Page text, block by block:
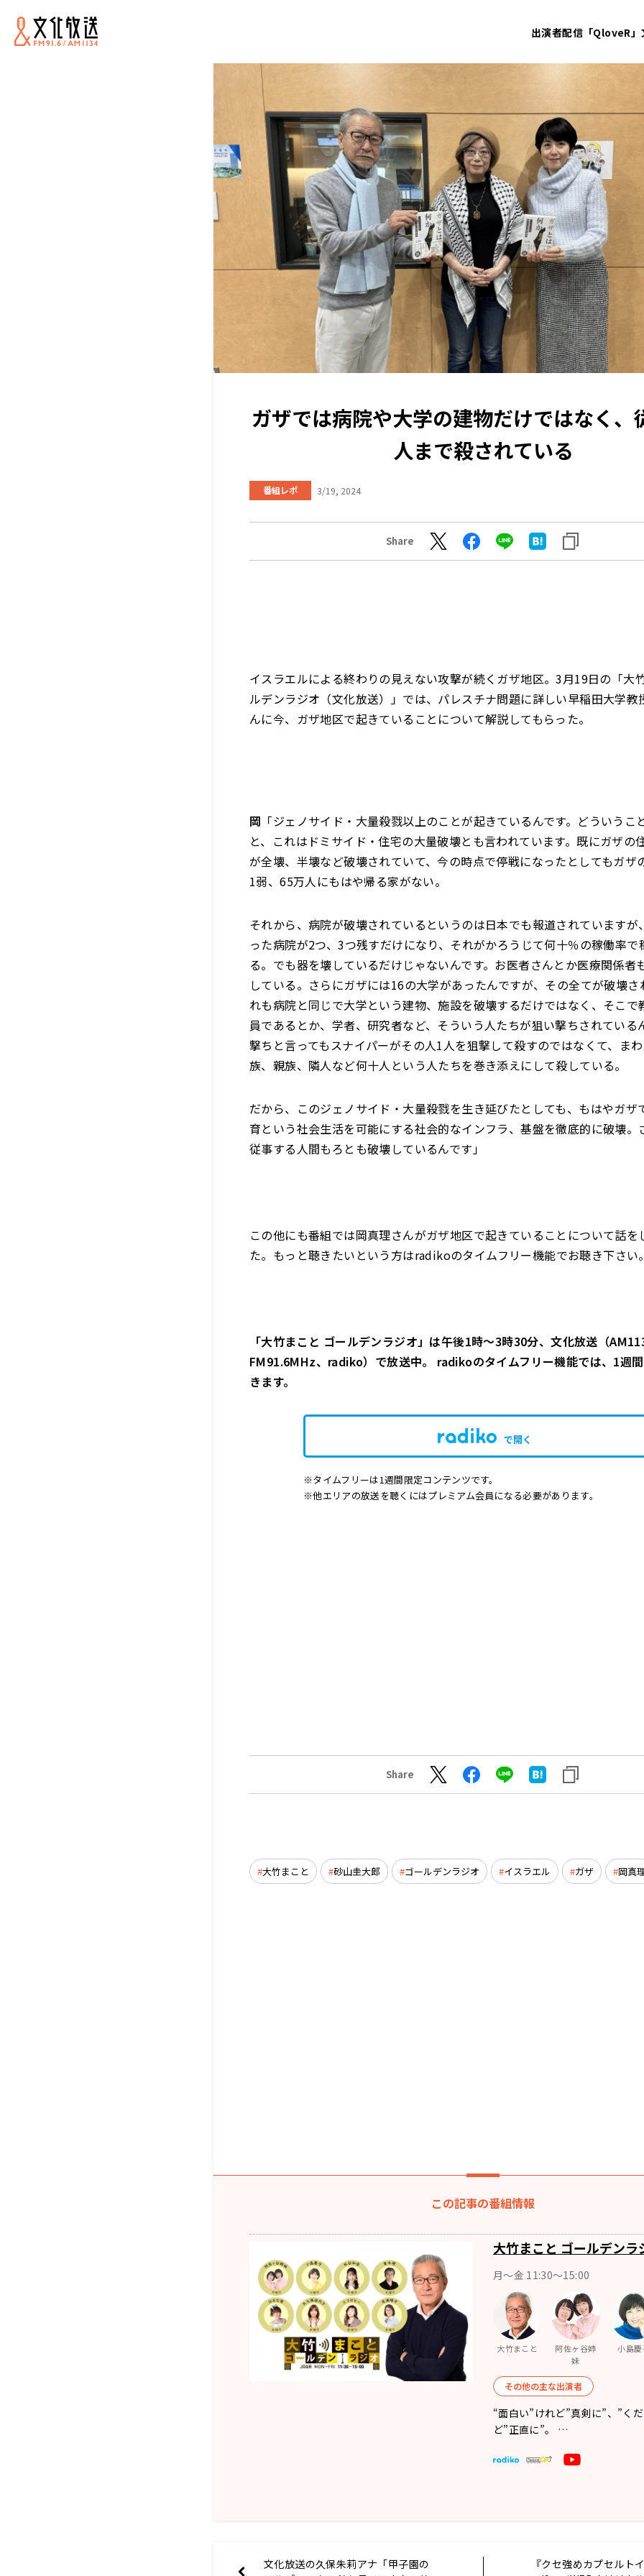
出演者配信「QloveR」
ガザでは病院や大学の建物だけではなく、
人まで殺されている
番組レポ 3/19, 2024
Share
イスラエルによる終わりの見えない攻撃が続くガザ地区。3月19日の「大
ルデンラジオ（文化放送）」では、パレスチナ問題に詳しい早稲田大学教
んに今、ガザ地区で起きていることについて解説してもらった。
岡 「ジェノサイド・大量殺戮以上のことが起きているんです。どういうこ
と、これはドミサイド・住宅の大量破壊とも言われています。既にガザの
が全壊、半壊など破壊されていて、今の時点で停戦になったとしてもガザ
1弱、65万人にもはや帰る家がない。
それから、病院が破壊されているというのは日本でも報道されていますが
った病院が2つ、3つ残すだけになり、それがかろうじて何十％の稼働率で
る。でも器を壊しているだけじゃないんです。お医者さんとか医療関係者
している。さらにガザには16の大学があったんですが、その全てが破壊
れも病院と同じで大学という建物、施設を破壊するだけではなく、そこで
員であるとか、学者、研究者など、そういう人たちが狙い撃ちされている
撃ちと言ってもスナイパーがその人1人を狙撃して殺すのではなくて、ま
族、親族、隣人など何十人という人たちを巻き添えにして殺している。
だから、このジェノサイド・大量殺戮を生き延びたとしても、もはやガザ
育という社会生活を可能にする社会的なインフラ、基盤を徹底的に破壊。
従事する人間もろとも破壊しているんです」
この他にも番組では岡真理さんがガザ地区で起きていることについて話を
た。もっと聴きたいという方はradikoのタイムフリー機能でお聴き下さい
「大竹まこと ゴールデンラジオ」は午後1時～3時30分、文化放送（
FM91.6MHz、radiko）で放送中。 radikoのタイムフリー機能では、1週
きます。
で開く
※タイムフリーは1週間限定コンテンツです。
※他エリアの放送を聴くにはプレミアム会員になる必要があります。
Share
大竹まこと 砂山圭大郎 ゴールデンラジオ イスラエル ガザ 岡真
この記事の番組情報
大竹まこと ゴールデンラ
月〜金 11:30～15:00
大竹まこと
阿佐ヶ谷姉
妹
小島
その他の主な出演者
“面白い”けれど”真剣に”、”く
ど”正直に”。 …
文化放送の久保朱莉アナ「甲子園の
『クセ強めカプセルト